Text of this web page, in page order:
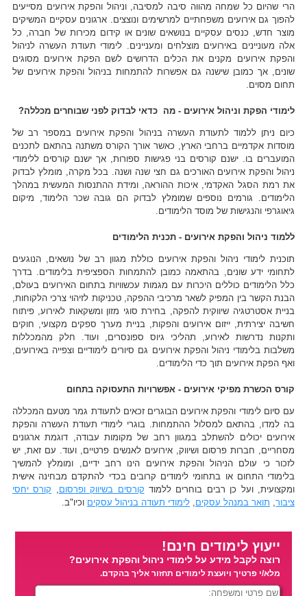
הרי שהיום כל שמחה מהווה סיבה למסיבה, וניהול והפקת אירועים מסייעים
להפוך גם אירועים משפחתיים למרשימים ונוצצים. ארגונים עסקיים המשיקים
מוצר חדש, כנסים עסקיים בנושאים שונים או קידום מכירות של חברה, כל
אלה מעוניינים באירועים מוצלחים ומעניינים. לימודי תעודת העשרה לניהול
והפקת אירועים מקנים את הכלים הדרושים לשם הפקת אירועים מסוגים
שונים, אך כמובן שישנה גם אפשרות להתמחות בניהול והפקת אירועים של
תחום מסוים.
לימודי הפקת וניהול אירועים - מה כדאי לבדוק לפני שבוחרים מכללה?
כיום ניתן ללמוד לתעודת העשרה בניהול והפקת אירועים במספר רב של
מוסדות אקדמיים ברחבי הארץ, כאשר אורך הקורס משתנה בהתאם לתכנים
המועברים בו. ישנם קורסים בני פגישות ספורות, אך ישנם קורסים ללימודי
ניהול והפקת אירועים האורכים גם חצי שנה ושנה. בכל מקרה, מומלץ לבדוק
את רמת הסגל האקדמי, איכות ההוראה, ומידת ההתנסות המעשית במהלך
הלימודים. גורמים נוספים שמומלץ לבדוק הם גובה שכר הלימוד, מיקום
גיאוגרפי והנגישות של מוסד הלימודים.
ללמוד ניהול והפקת אירועים - תכנית הלימודים
תוכנית לימודי ניהול והפקת אירועים כוללת מגוון רב של נושאים, הנוגעים
לתחומי ידע שונים, בהתאמה כמובן להתמחות הספציפית בלימודים. בדרך
כלל הלימודים כוללים היכרות עם מגמות עכשוויות בתחום האירועים בעולם,
הבנת הקשר בין המפיק לשאר מרכיבי ההפקה, טכניקות לזיהוי צרכי הלקוחות,
בניית אסטרטגיה שיווקית להפקה, בחירת סוגי מזון ומשקאות לאירוע, פיתוח
חשיבה יצירתית, ייזום אירועים והפקות, בניית מערך ספקים מקצועי, חוקים
ותקנות נדרשות לאירוע, תהליכי גיוס ספונסרים, ועוד. חלק מהמכללות
משלבות בלימודי ניהול והפקת אירועים גם סיורים לימודיים וצפייה באירועים,
ואף הפקת אירועים תוך כדי הלימודים.
קורס הכשרת מפיקי אירועים - אפשרויות התעסוקה בתחום
עם סיום לימודי והפקת אירועים הבוגרים זכאים לתעודת גמר מטעם המכללה
בה למדו, בהתאם למסלול ההתמחות. בוגרי לימודי תעודת העשרה והפקת
אירועים יכולים להשתלב במגוון רחב של מקומות עבודה, דוגמת ארגונים
מסחריים, חברות פרסום ושיווק, אירועים לאנשים פרטיים, ועוד. עם זאת, יש
לזכור כי עולם הניהול והפקת אירועים הינו רחב ידיים, ומומלץ להמשיך
בלימודי התחום או בתחומי לימודים קרובים בכדי להתקדם מבחינה אישית
ומקצועית, ועל כן רבים בוחרים ללמוד קורסים בשיווק ופרסום
קורס יחסי
ציבור, תואר במנהל עסקים לימודי תעודה בניהול עסקים וכיו"ב.
ייעוץ לימודים חינם!
רוצה לקבל מידע על לימודי ניהול והפקת אירועים?
מלא/י פרטיך ויועצת לימודים תחזור אליך בהקדם.